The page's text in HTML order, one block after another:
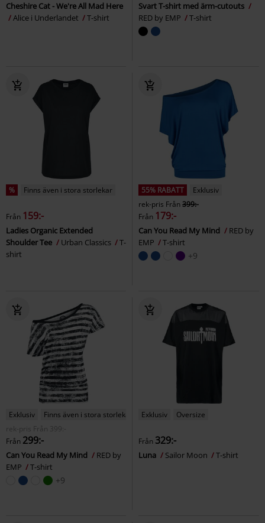
Cheshire Cat - We're All Mad Here
Alice i Underlandet
T-shirt
Svart T-shirt med ärm-cutouts
RED by EMP
T-shirt
% Finns även i stora storlekar
Från 159:-
Ladies Organic Extended
Shoulder Tee
Urban Classics
T-
shirt
55% RABATT
Exklusiv
rek-pris Från399:-
Från 179:-
Can You Read My Mind
RED by
EMP
T-shirt
+9
Exklusiv
Finns även i stora storlekar
rek-pris
Från
399:-
Från 299:-
Can You Read My Mind
RED by
EMP
T-shirt
+9
Exklusiv Oversize
Från 329:-
Luna Sailor Moon T-shirt